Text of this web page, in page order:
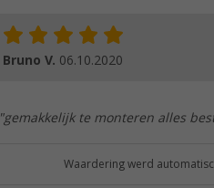
Bruno V. 06.10.2020
"gemakkelijk te monteren alles
Waardering werd